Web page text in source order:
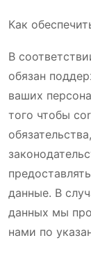
Как
В
обязан
ваших
того чтобы
данные. В
данных мы
нами по